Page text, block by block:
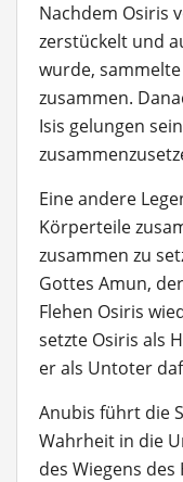
Nachdem Osiris
zerstückelt und
wurde,
zusammen.
Isis gelungen
Eine andere
Körperteile
zusammen zu
Gottes Amun,
Flehen Osiris
setzte Osiris als
er als Untoter
Anubis führt die
Wahrheit in die
des Wiegens